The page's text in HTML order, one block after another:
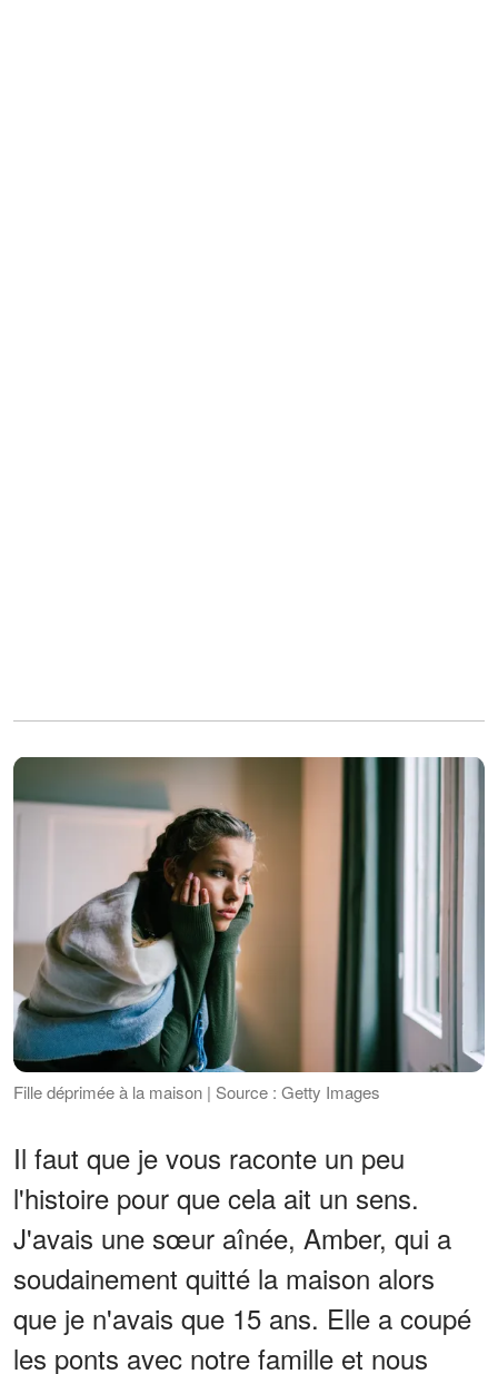
Fille déprimée à la maison | Source : Getty Images
Il faut que je vous raconte un peu
l'histoire pour que cela ait un sens.
J'avais une sœur aînée, Amber, qui a
soudainement quitté la maison alors
que je n'avais que 15 ans. Elle a coupé
les ponts avec notre famille et nous